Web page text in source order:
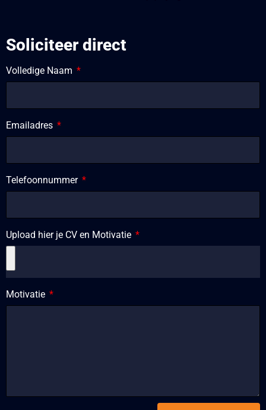
Soliciteer direct
Volledige Naam
Emailadres
Telefoonnummer
Upload hier je CV en Motivatie
Motivatie